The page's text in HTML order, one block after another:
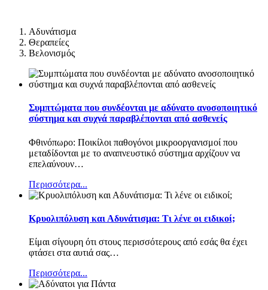
Αδυνάτισμα
Θεραπείες
Βελονισμός
Συμπτώματα που συνδέονται με αδύνατο ανοσοποιητικό
σύστημα και συχνά παραβλέπονται από ασθενείς
Φθινόπωρο: Ποικίλοι παθογόνοι μικροοργανισμοί που
μεταδίδονται με το αναπνευστικό σύστημα αρχίζουν να
επελαύνουν…
Περισσότερα...
Κρυολιπόλυση και Αδυνάτισμα: Τι λένε οι ειδικοί;
Είμαι σίγουρη ότι στους περισσότερους από εσάς θα έχει
φτάσει στα αυτιά σας…
Περισσότερα...